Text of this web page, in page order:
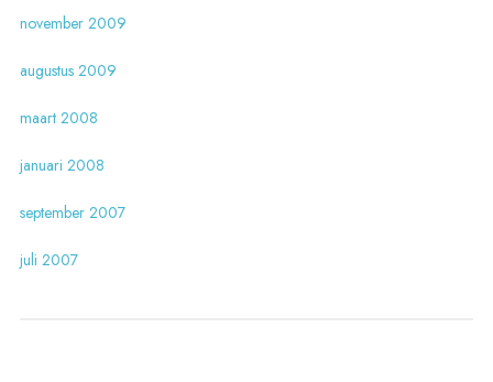
november 2009
augustus 2009
maart 2008
januari 2008
september 2007
juli 2007